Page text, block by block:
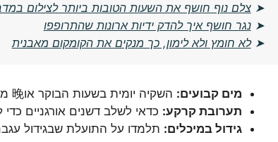
➤צלם נוף חושף את השעות הטובות ביותר לצילום
➤נגר חושף איך להדק ידיות ארונות שהתרופפו
➤לא חומץ ולא לימון, כך מנקים את הקומקום מאבנית
מים קבועים: השקיה יומית בשעות הבוקר או晚 מתאימה, מספקת את הלחות הנדרשת.
תערובת קרקע: כדאי לשלב דשנים אורגניים
גידול במיכלים: תלמדו על התועלת שבגידול